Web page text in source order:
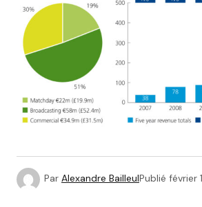
Par Alexandre BailleulPublié février